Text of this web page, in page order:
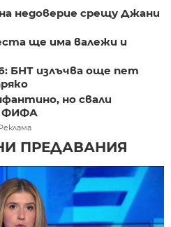
недоверие срещу Джани
ще има валежи и
БНТ излъчва още пет
но свали
ФИФА
ПРЕДАВАНИЯ